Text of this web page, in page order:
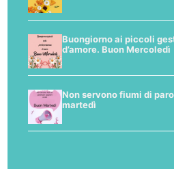
Buongiorno ai piccoli
d’amore. Buon Mercoledì
Non servono fiumi di
martedì